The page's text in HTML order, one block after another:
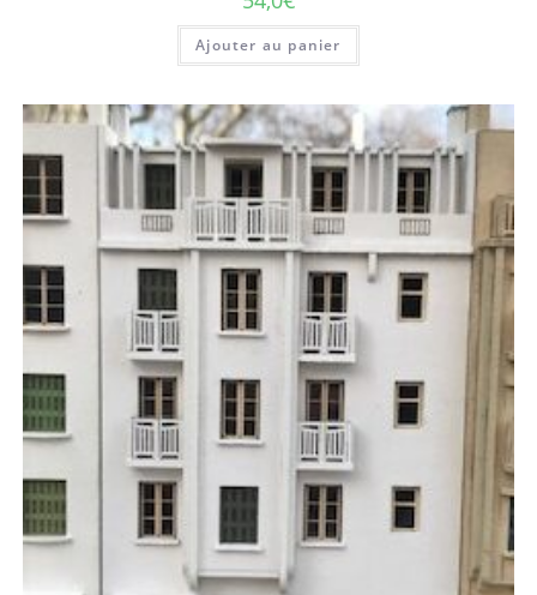
Ajouter au panier